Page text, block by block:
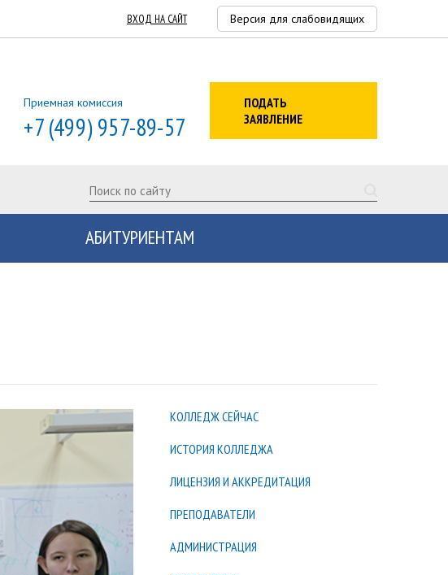
Версия для слабовидящих
ВХОД НА САЙТ
ПОДАТЬ
ЗАЯВЛЕНИЕ
Приемная комиссия
+7 (499) 957-89-57
АБИТУРИЕНТАМ
КОЛЛЕДЖ СЕЙЧАС
ИСТОРИЯ КОЛЛЕДЖА
ЛИЦЕНЗИЯ И АККРЕДИТАЦИЯ
ПРЕПОДАВАТЕЛИ
АДМИНИСТРАЦИЯ